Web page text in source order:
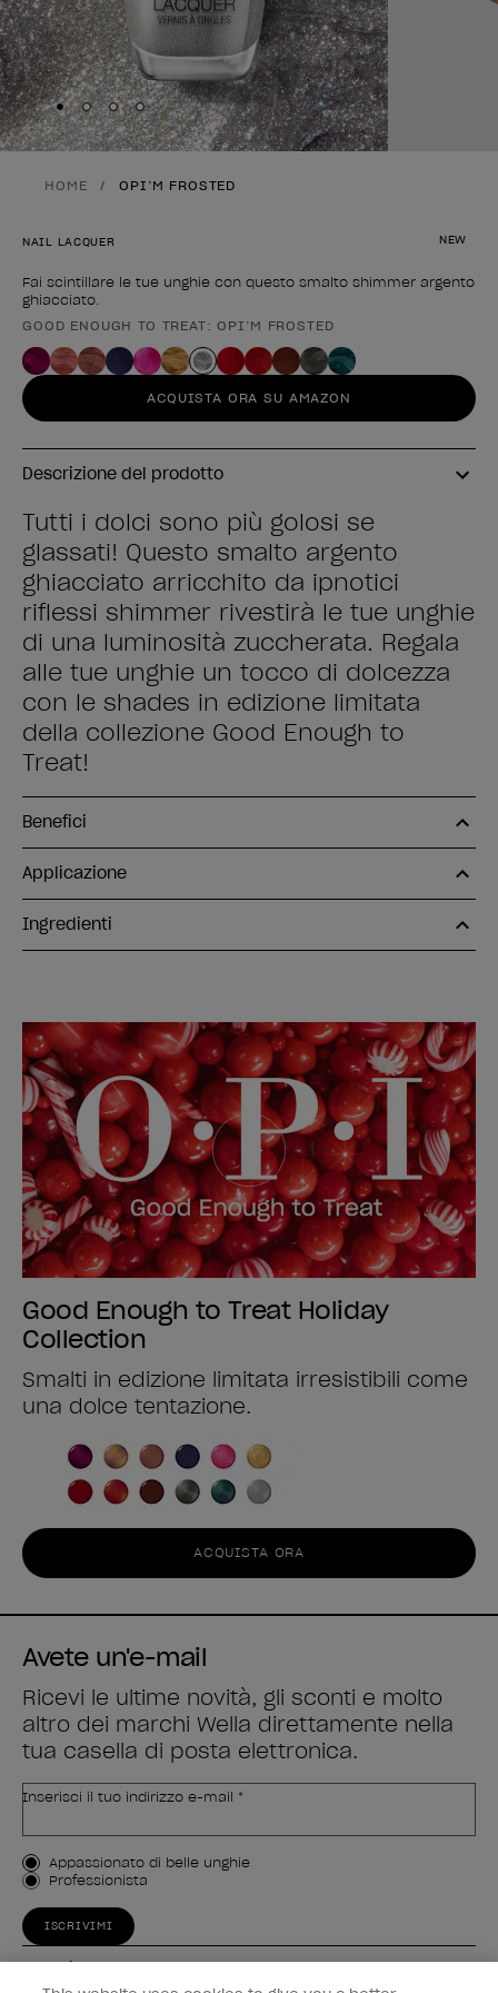
Skip to slide1
Skip to slide2
Skip to slide3
Skip to slide4
HOME OPI’M FROSTED
NEW
NAIL LACQUER
Fai scintillare le tue unghie con questo smalto shimmer argento
ghiacciato.
Forma del prodotto
GOOD ENOUGH TO TREAT: OPI’M FROSTED
ACQUISTA ORA SU AMAZON
Descrizione del prodotto
Tutti i dolci sono più golosi se
glassati! Questo smalto argento
ghiacciato arricchito da ipnotici
riflessi shimmer rivestirà le tue unghie
di una luminosità zuccherata. Regala
alle tue unghie un tocco di dolcezza
con le shades in edizione limitata
della collezione Good Enough to
Treat!
Benefici
Applicazione
Ingredienti
Good Enough to Treat Holiday
Collection
Smalti in edizione limitata irresistibili come
una dolce tentazione.
ACQUISTA ORA
Avete un'e-mail
Ricevi le ultime novità, gli sconti e molto
altro dei marchi Wella direttamente nella
tua casella di posta elettronica.
Inserisci il tuo indirizzo e-mail *
Tipo di cliente
Appassionato di belle unghie
Professionista
ISCRIVIMI
Esperienza